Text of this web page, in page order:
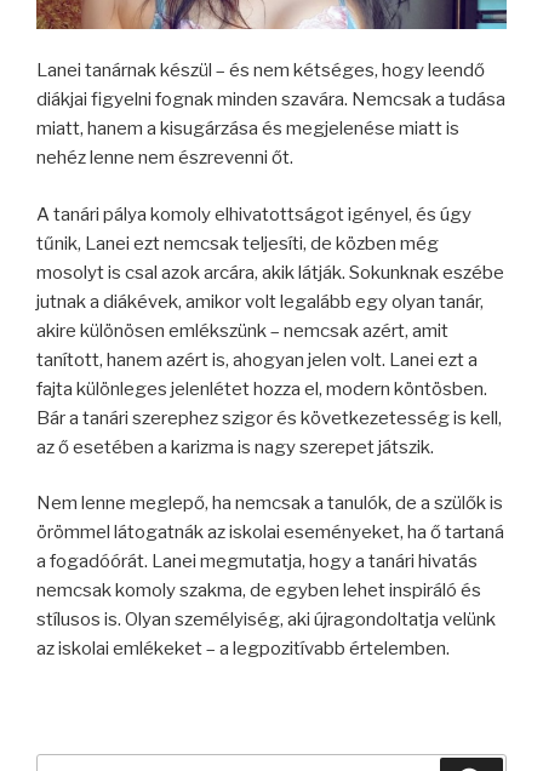
Lanei tanárnak készül – és nem kétséges, hogy leendő
diákjai figyelni fognak minden szavára. Nemcsak a tudása
miatt, hanem a kisugárzása és megjelenése miatt is
nehéz lenne nem észrevenni őt.
A tanári pálya komoly elhivatottságot igényel, és úgy
tűnik, Lanei ezt nemcsak teljesíti, de közben még
mosolyt is csal azok arcára, akik látják. Sokunknak eszébe
jutnak a diákévek, amikor volt legalább egy olyan tanár,
akire különösen emlékszünk – nemcsak azért, amit
tanított, hanem azért is, ahogyan jelen volt. Lanei ezt a
fajta különleges jelenlétet hozza el, modern köntösben.
Bár a tanári szerephez szigor és következetesség is kell,
az ő esetében a karizma is nagy szerepet játszik.
Nem lenne meglepő, ha nemcsak a tanulók, de a szülők is
örömmel látogatnák az iskolai eseményeket, ha ő tartaná
a fogadóórát. Lanei megmutatja, hogy a tanári hivatás
nemcsak komoly szakma, de egyben lehet inspiráló és
stílusos is. Olyan személyiség, aki újragondoltatja velünk
az iskolai emlékeket – a legpozitívabb értelemben.